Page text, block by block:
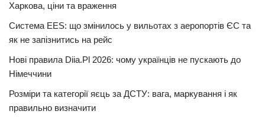
Харкова, ціни та враження
Система EES: що змінилось у вильотах з аеропортів ЄС та
як не запізнитись на рейс
Нові правила Diia.Pl 2026: чому українців не пускають до
Німеччини
Розміри та категорії яєць за ДСТУ: вага, маркування і як
правильно визначити